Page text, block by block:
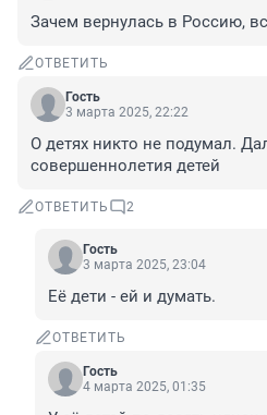
Зачем вернулась в Россию,
ОТВЕТИТЬ
Гость
3 марта 2025, 22:22
О детях никто не подумал.
совершеннолетия детей
ОТВЕТИТЬ 2
Гость
3 марта 2025, 23:04
Её дети - ей и думать.
ОТВЕТИТЬ
Гость
4 марта 2025, 01:35